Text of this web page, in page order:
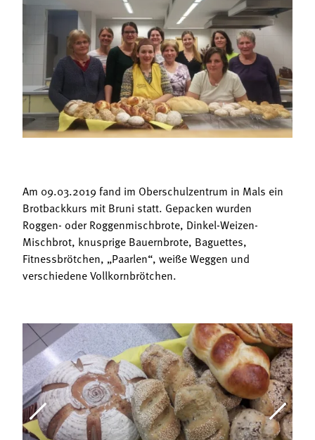
Mitgliedschaft
Landessekretariat
Bäuerliche Buffets
Hofgeschichten
Am 09.03.2019 fand im Oberschulzentrum in Mals ein
Brotbackkurs mit Bruni statt. Gepacken wurden
Roggen- oder Roggenmischbrote, Dinkel-Weizen-
Mischbrot, knusprige Bauernbrote, Baguettes,
Fitnessbrötchen, „Paarlen“, weiße Weggen und
verschiedene Vollkornbrötchen.